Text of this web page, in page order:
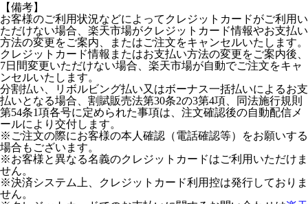
【備考】
お客様のご利用状況などによってクレジットカードがご利用い
ただけない場合、楽天市場がクレジットカード情報やお支払い
方法の変更をご案内、またはご注文をキャンセルいたします。
クレジットカード情報またはお支払い方法の変更をご案内後、
7日間変更いただけない場合、楽天市場が自動でご注文をキャ
ンセルいたします。
分割払い、リボルビング払い又はボーナス一括払いによるお支
払いとなる場合、割賦販売法第30条2の3第4項、同法施行規則
第54条1項各号に定められた事項は、注文確認後の自動配信メ
ールにより交付します。
※ご注文の際にお客様の本人確認（電話確認等）をお願いする
場合もございます。
※お客様と異なる名義のクレジットカードはご利用いただけま
せん。
※決済システム上、クレジットカード利用控は発行しておりま
せん。